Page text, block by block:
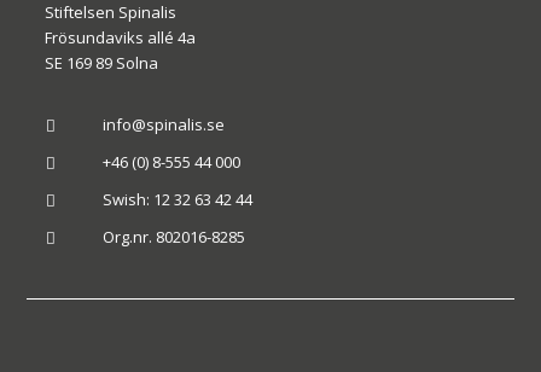
Stiftelsen Spinalis
Frösundaviks allé 4a
SE 169 89 Solna
 info@spinalis.se
 +46 (0) 8-555 44 000
 Swish: 12 32 63 42 44
 Org.nr. 802016-8285